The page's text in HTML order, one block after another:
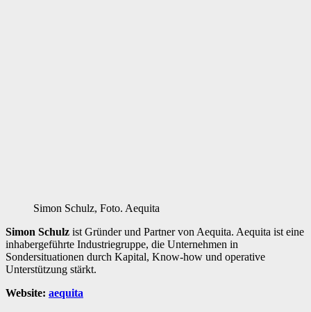
Simon Schulz, Foto. Aequita
Simon Schulz ist Gründer und Partner von Aequita. Aequita ist eine
inhabergeführte Industriegruppe, die Unternehmen in
Sondersituationen durch Kapital, Know-how und operative
Unterstützung stärkt.
Website: aequita